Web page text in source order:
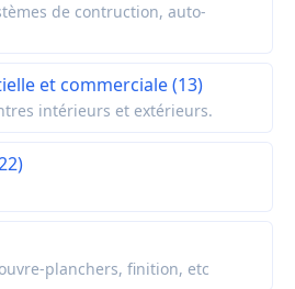
de contruction, auto-
et commerciale (13)
intérieurs et extérieurs.
planchers, finition, etc